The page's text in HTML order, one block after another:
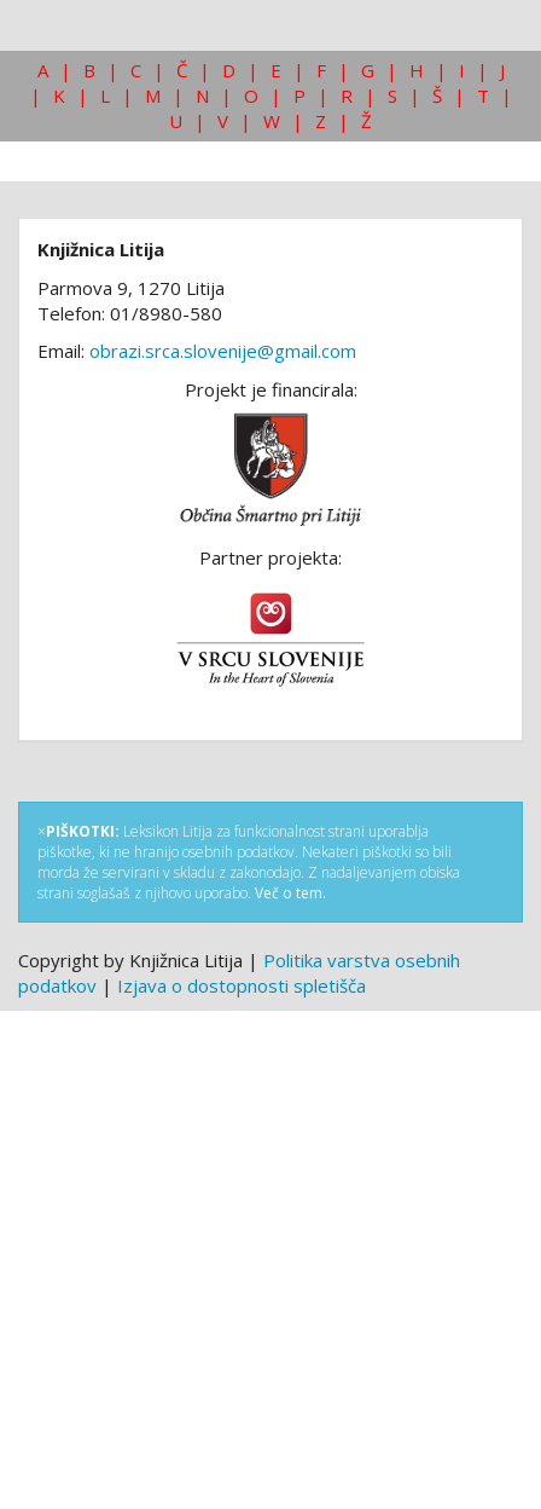
A | B | C | Č | D | E | F | G | H | I |
J
|
K | L | M | N | O | P | R | S | Š | T
|
U
| V | W | Z | Ž
Knjižnica Litija
Parmova 9, 1270 Litija
Telefon: 01/8980-580
Email: obrazi.srca.slovenije@gmail.com
Projekt je financirala:
Partner projekta:
×PIŠKOTKI: Leksikon Litija za funkcionalnost strani uporablja
piškotke, ki ne hranijo osebnih podatkov. Nekateri piškotki so bili
morda že servirani v skladu z zakonodajo. Z nadaljevanjem obiska
strani soglašaš z njihovo uporabo. Več o tem.
Copyright by Knjižnica Litija | Politika varstva osebnih
podatkov | Izjava o dostopnosti spletišča